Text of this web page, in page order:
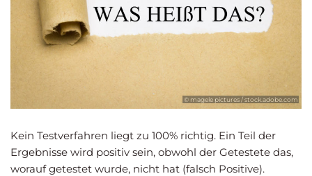
© magele pictures / stock.adobe.com
Kein Testverfahren liegt zu 100% richtig. Ein Teil der
Ergebnisse wird positiv sein, obwohl der Getestete das,
worauf getestet wurde, nicht hat (falsch Positive).